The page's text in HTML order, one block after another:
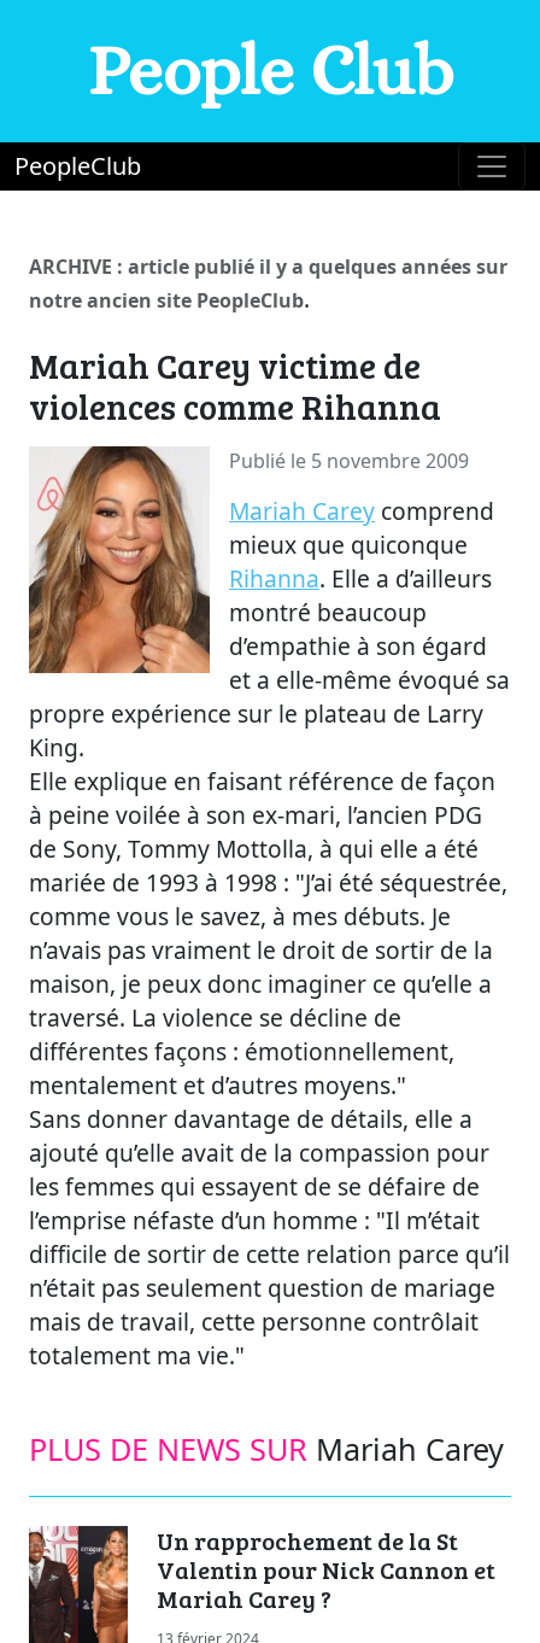
People Club
PeopleClub
ARCHIVE : article publié il y a quelques années sur
notre ancien site PeopleClub.
Mariah Carey victime de
violences comme Rihanna
Publié le 5 novembre 2009
Mariah Carey comprend
mieux que quiconque
Rihanna. Elle a d’ailleurs
montré beaucoup
d’empathie à son égard
et a elle-même évoqué sa
propre expérience sur le plateau de Larry
King.
Elle explique en faisant référence de façon
à peine voilée à son ex-mari, l’ancien PDG
de Sony, Tommy Mottolla, à qui elle a été
mariée de 1993 à 1998 : "J’ai été séquestrée,
comme vous le savez, à mes débuts. Je
n’avais pas vraiment le droit de sortir de la
maison, je peux donc imaginer ce qu’elle a
traversé. La violence se décline de
différentes façons : émotionnellement,
mentalement et d’autres moyens."
Sans donner davantage de détails, elle a
ajouté qu’elle avait de la compassion pour
les femmes qui essayent de se défaire de
l’emprise néfaste d’un homme : "Il m’était
difficile de sortir de cette relation parce qu’il
n’était pas seulement question de mariage
mais de travail, cette personne contrôlait
totalement ma vie."
PLUS DE NEWS SUR Mariah Carey
Un rapprochement de la St
Valentin pour Nick Cannon et
Mariah Carey ?
13 février 2024